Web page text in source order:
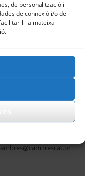
de personalització i
de connexió i/o del
li la mateixa i